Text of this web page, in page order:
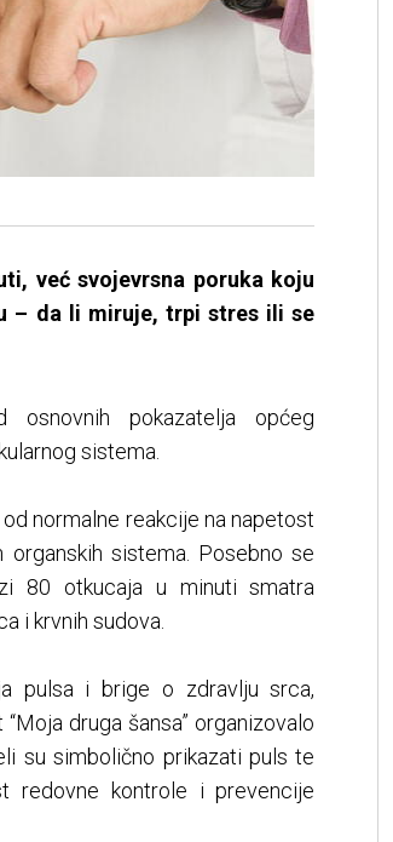
već svojevrsna poruka koju
– da li miruje, trpi stres ili se
pokazatelja općeg
sistema.
normalne reakcije na napetost
sistema. Posebno se
80 otkucaja u minuti smatra
i krvnih sudova.
pulsa i brige o zdravlju srca,
druga šansa” organizovalo
su simbolično prikazati puls te
redovne kontrole i prevencije